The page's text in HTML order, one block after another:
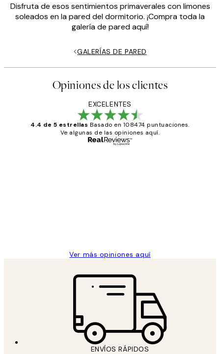
Disfruta de esos sentimientos primaverales con limones
soleados en la pared del dormitorio. ¡Compra toda la
galería de pared aquí!
GALERÍAS DE PARED
Opiniones de los clientes
EXCELENTES
4.4 de 5 estrellas Basado en 108474 puntuaciones.
Ve algunas de las opiniones aquí.
Ver más opiniones aquí
ENVÍOS RÁPIDOS